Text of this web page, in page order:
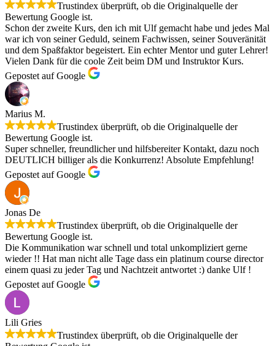
Trustindex überprüft, ob die Originalquelle der
Bewertung Google ist.
Schon der zweite Kurs, den ich mit Ulf gemacht habe und jedes Mal
war ich von seiner Geduld, seinem Fachwissen, seiner Souveränität
und dem Spaßfaktor begeistert. Ein echter Mentor und guter Lehrer!
Vielen Dank für die coole Zeit beim DM und Instruktor Kurs.
Gepostet auf Google
Marius M.
Trustindex überprüft, ob die Originalquelle der
Bewertung Google ist.
Super schneller, freundlicher und hilfsbereiter Kontakt, dazu noch
DEUTLICH billiger als die Konkurrenz! Absolute Empfehlung!
Gepostet auf Google
Jonas De
Trustindex überprüft, ob die Originalquelle der
Bewertung Google ist.
Die Kommunikation war schnell und total unkompliziert gerne
wieder !! Hat man nicht alle Tage dass ein platinum course director
einem quasi zu jeder Tag und Nachtzeit antwortet :) danke Ulf !
Gepostet auf Google
Lili Gries
Trustindex überprüft, ob die Originalquelle der